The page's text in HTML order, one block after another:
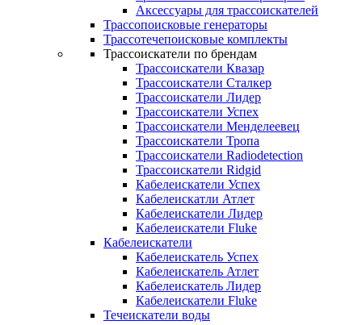
Аксессуары для трассоискателей
Трассопоисковые генераторы
Трассотечепоисковые комплекты
Трассоискатели по брендам
Трассоискатели Квазар
Трассоискатели Сталкер
Трассоискатели Лидер
Трассоискатели Успех
Трассоискатели Менделеевец
Трассоискатели Тропа
Трассоискатели Radiodetection
Трассоискатели Ridgid
Кабелеискатели Успех
Кабелеискатли Атлет
Кабелеискатели Лидер
Кабелеискатели Fluke
Кабелеискатели
Кабелеискатель Успех
Кабелеискатель Атлет
Кабелеискатель Лидер
Кабелеискатели Fluke
Течеискатели воды